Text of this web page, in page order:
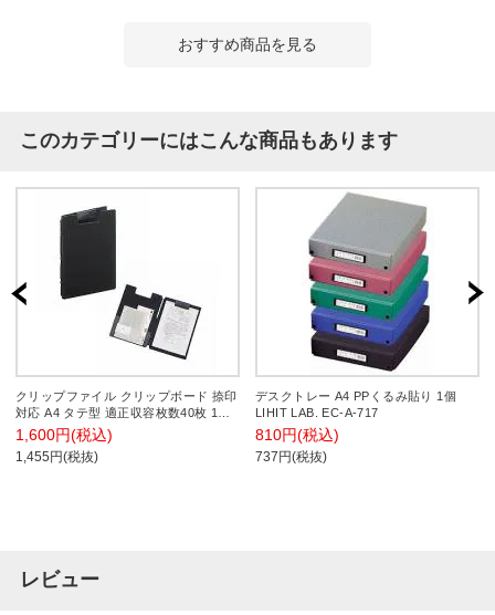
おすすめ商品を見る
このカテゴリーにはこんな商品もあります
クリップファイル クリップボード 捺印
対応 A4 タテ型 適正収容枚数40枚 1冊
LIHIT LAB. EC-F-2660-24
1,600円(税込)
1,455円(税抜)
デスクトレー A4 PPくるみ貼り 1個
LIHIT LAB. EC-A-717
810円(税込)
737円(税抜)
レビュー